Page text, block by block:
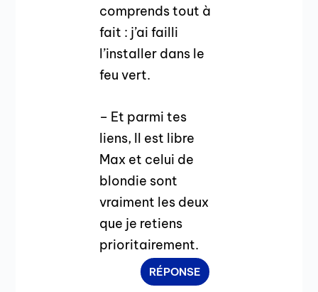
comprends tout à
fait : j’ai failli
l’installer dans le
feu vert.
– Et parmi tes
liens, Il est libre
Max et celui de
blondie sont
vraiment les deux
que je retiens
prioritairement.
RÉPONSE